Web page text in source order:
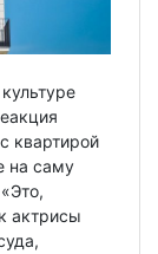
квартирой
на саму
актрисы